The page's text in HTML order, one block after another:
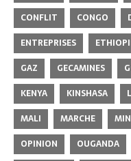
CONFLIT
CONGO
ENTREPRISES
GAZ
GECAMINES
KENYA
KINSHASA
MALI
MARCHE
OPINION
OUGANDA